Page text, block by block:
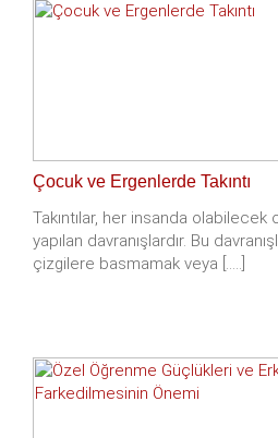
Çocuk ve Ergenlerde Takıntı
Takıntılar, her insanda olabilecek
yapılan davranışlardır. Bu
çizgilere basmamak veya [.....]